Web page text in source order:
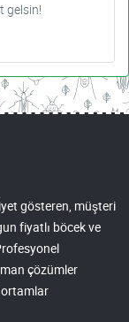
gelsin!
gösteren, müşteri
fiyatlı böcek ve
çözümler
ortamlar